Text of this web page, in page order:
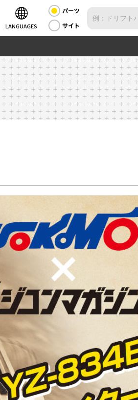
LANGUAGES
パーツ
サイト